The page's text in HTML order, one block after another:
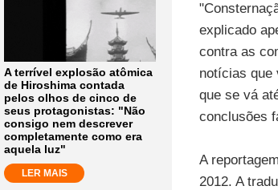
A terrível explosão atômica
de Hiroshima contada
pelos olhos de cinco de
seus protagonistas: "Não
consigo nem descrever
completamente como era
aquela luz"
LER MAIS
explicado
contra as
notícias que
que se vá
conclusões
A
2012. A